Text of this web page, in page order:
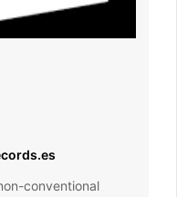
conventional